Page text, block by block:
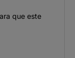
que este